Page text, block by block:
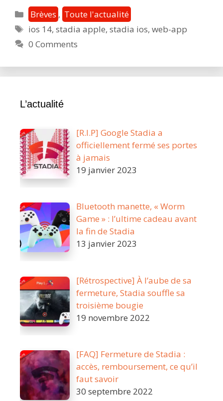
bientôt
de
Catégories
Brèves , Toute l'actualité
Étiquettes
ios 14,stadia apple,stadia ios,web-app
0 Comments
L’actualité
[R.I.P] Google Stadia a
officiellement fermé ses portes
à jamais
19 janvier 2023
Bluetooth manette, « Worm
Game » : l’ultime cadeau avant
la fin de Stadia
13 janvier 2023
[Rétrospective] À l’aube de sa
fermeture, Stadia souffle sa
troisième bougie
19 novembre 2022
[FAQ] Fermeture de Stadia :
accès, remboursement, ce qu’il
faut savoir
30 septembre 2022